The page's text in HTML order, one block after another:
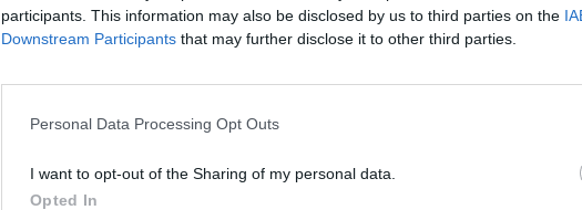
participants. This information may also be disclosed by us to third parties on the
Downstream Participants that may further disclose it to other third parties.
Personal Data Processing Opt Outs
I want to opt-out of the Sharing of my personal data.
Opted In